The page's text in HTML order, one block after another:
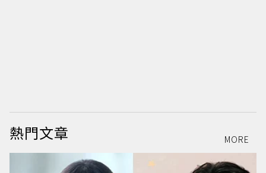
熱門文章 MORE